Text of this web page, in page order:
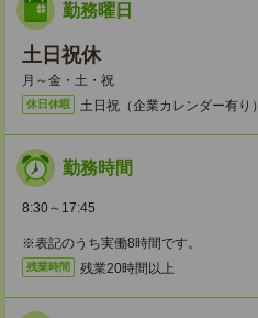
勤務曜日
土日祝休
月～金・土・祝
休日休暇 土日祝（企業カレンダー有り）
勤務時間
8:30～17:45
※表記のうち実働8時間です。
残業時間 残業20時間以上